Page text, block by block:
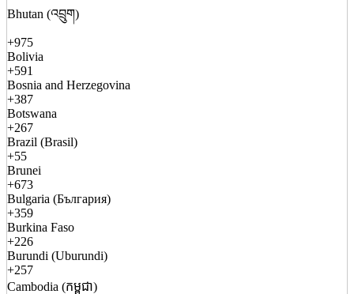
Bhutan (འབྲུག)
+975
Bolivia
+591
Bosnia and Herzegovina
+387
Botswana
+267
Brazil (Brasil)
+55
Brunei
+673
Bulgaria (България)
+359
Burkina Faso
+226
Burundi (Uburundi)
+257
Cambodia (កម្ពុជា)